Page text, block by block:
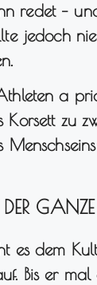
redet –
jedoch
a
Korsett zu
es dem
Bis er